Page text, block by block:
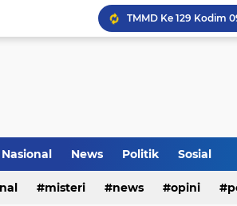
Rumah Bapak
Nasional News Politik Sosial
misteri news opini